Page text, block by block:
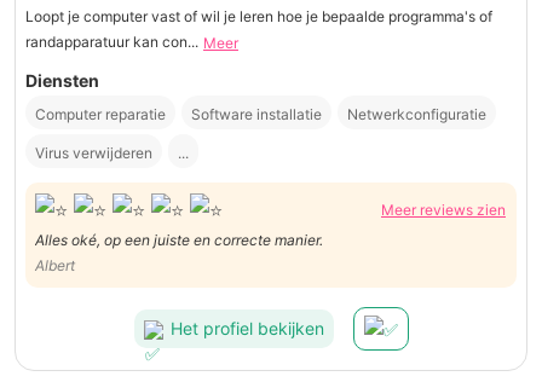
Loopt je computer vast of wil je leren hoe je bepaalde programma's of
randapparatuur kan con... Meer
Diensten
Computer reparatie Software installatie Netwerkconfiguratie
Virus verwijderen ...
Meer reviews zien
Alles oké, op een juiste en correcte manier.
Albert
Het profiel bekijken